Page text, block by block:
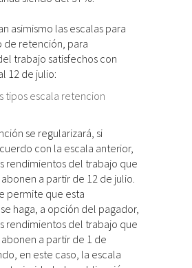
asimismo las escalas para
de retención, para
trabajo satisfechos con
12 de julio:
se regularizará, si
con la escala anterior,
rendimientos del trabajo que
abonen a partir de 12 de julio.
permite que esta
haga, a opción del pagador,
rendimientos del trabajo que
abonen a partir de 1 de
en este caso, la escala